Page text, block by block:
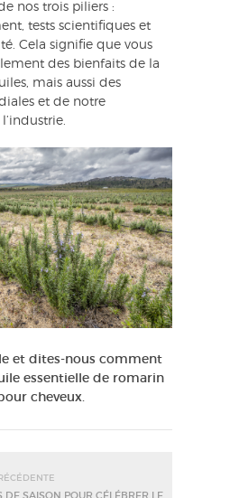
nos trois piliers :
tests scientifiques et
Cela signifie que vous
des bienfaits de la
mais aussi des
et de notre
et dites-nous comment
essentielle de romarin
cheveux.